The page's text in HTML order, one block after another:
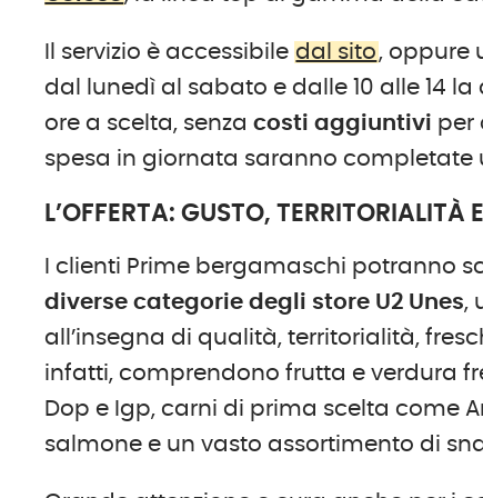
Il servizio è accessibile dal sito , oppure
dal lunedì al sabato e dalle 10 alle 14
ore a scelta, senzacosti aggiuntivi per
spesa in giornata saranno completate
L’OFFERTA: GUSTO, TERRITORIALITÀ
I clienti Prime bergamaschi potranno
diverse categorie degli store U2 Unes,
all’insegna di qualità, territorialità,
infatti, comprendono frutta e verdura
Dop e Igp, carni di prima scelta come
salmone e un vasto assortimento di